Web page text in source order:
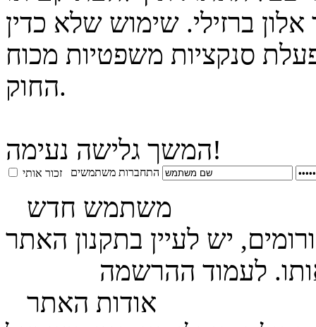
ברזילי. שימוש שלא כדין
סנקציות משפטיות מכוח
החוק.
המשך גלישה נעימה!
התחברות משתמשים זכור אותי
משתמש חדש
יש לעיין בתקנון האתר
לעמוד ההרשמה
אודות האתר